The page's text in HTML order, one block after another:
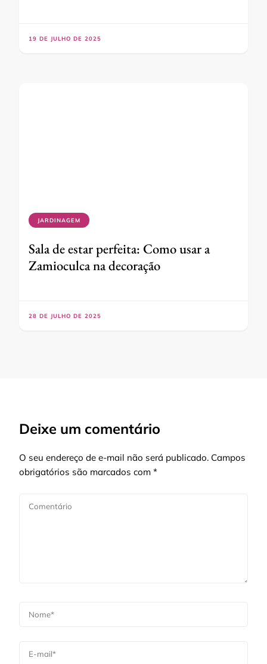
19 DE JULHO DE 2025
JARDINAGEM
Sala de estar perfeita: Como usar a
Zamioculca na decoração
28 DE JULHO DE 2025
Deixe um comentário
O seu endereço de e-mail não será publicado. Campos
obrigatórios são marcados com *